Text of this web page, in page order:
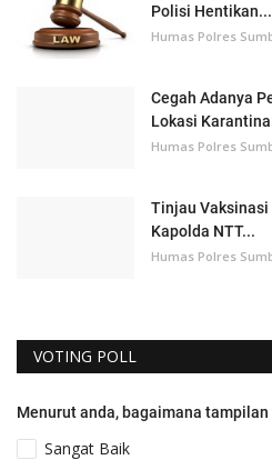
Polisi Hentikan...
Humas Polres
Cegah Adanya
Lokasi
Humas Polres
Tinjau Vaksinasi
Kapolda NTT...
Humas Polres
VOTING POLL
Menurut anda, bagaimana
Sangat Baik